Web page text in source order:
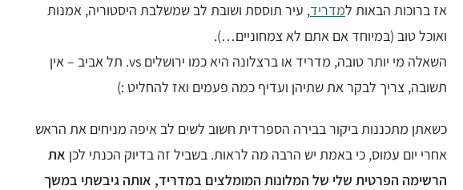
אז ברוכות הבאות למדריד, עיר תוססת ושובת לב שמשלבת היסטוריה, אמנות
ואוכל טוב (במיוחד אם אתם לא צמחוניים…).
השאלה מי יותר טובה, מדריד או ברצלונה היא כמו ירושלים vs. תל אביב – אין
תשובה, צריך לבקר את שתיהן ועדיף כמה פעמים ואז להחליט :)
כשאתן מתכננות ביקור בבירה הספרדית חשוב לשים לב איפה מניחים את הראש
אחרי יום עמוס, כי באמת יש הרבה מה לראות. בשביל זה בדיוק הכנתי לכן את
הרשימה הפרטית שלי של המלונות המומלצים במדריד, אותה גיבשתי במשך